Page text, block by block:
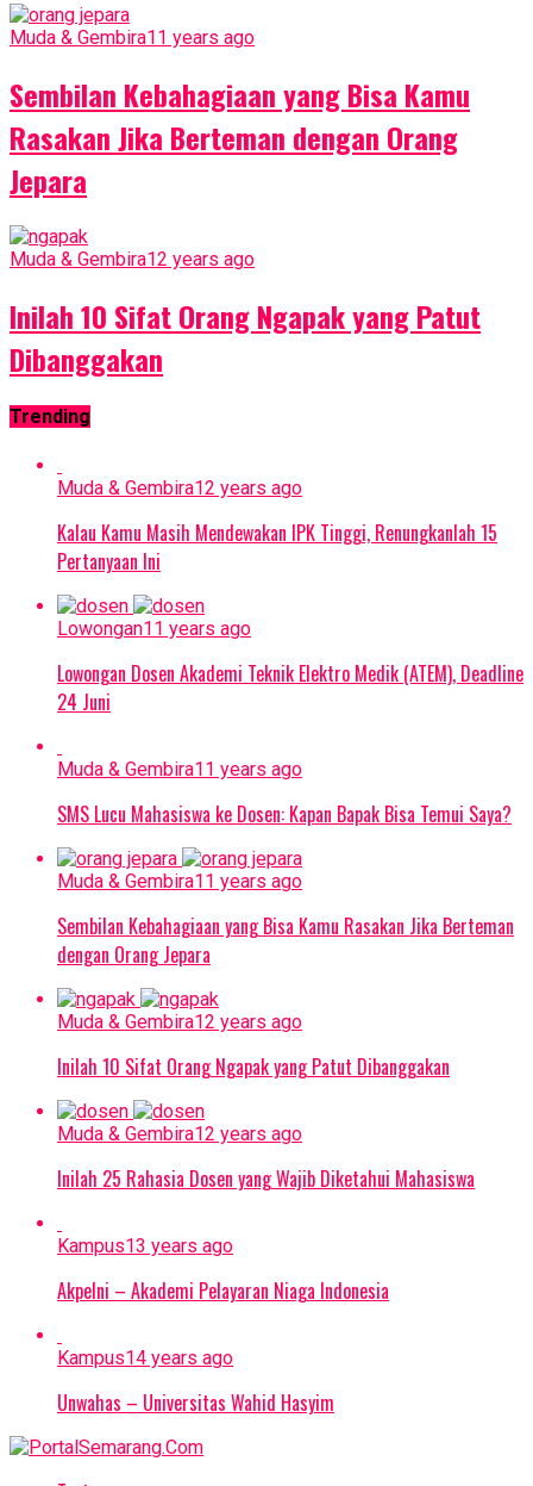
Muda & Gembira11 years ago
Sembilan Kebahagiaan yang Bisa Kamu
Rasakan Jika Berteman dengan Orang
Jepara
Muda & Gembira12 years ago
Inilah 10 Sifat Orang Ngapak yang Patut
Dibanggakan
Trending
Muda & Gembira12 years ago
Kalau Kamu Masih Mendewakan IPK Tinggi, Renungkanlah 15
Pertanyaan Ini
Lowongan11 years ago
Lowongan Dosen Akademi Teknik Elektro Medik (ATEM), Deadline
24 Juni
Muda & Gembira11 years ago
SMS Lucu Mahasiswa ke Dosen: Kapan Bapak Bisa Temui Saya?
Muda & Gembira11 years ago
Sembilan Kebahagiaan yang Bisa Kamu Rasakan Jika Berteman
dengan Orang Jepara
Muda & Gembira12 years ago
Inilah 10 Sifat Orang Ngapak yang Patut Dibanggakan
Muda & Gembira12 years ago
Inilah 25 Rahasia Dosen yang Wajib Diketahui Mahasiswa
Kampus13 years ago
Akpelni – Akademi Pelayaran Niaga Indonesia
Kampus14 years ago
Unwahas – Universitas Wahid Hasyim